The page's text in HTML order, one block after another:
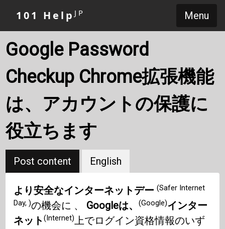
Menu
101 HelpJP
Google Password
Checkup Chrome拡張機能
は、アカウントの保護に
役立ちます
Post content English
より安全なインターネットデー(Safer Internet
Day, )の機会に 、 Googleは、(Google)インター
ネット(Internet)上でログイン資格情報のいず